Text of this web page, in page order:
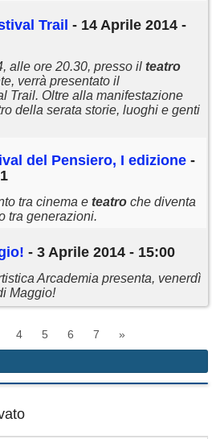
Trail - 14 Aprile 2014 -
alle ore 20.30, presso il teatro
verrà presentato il
Trail. Oltre alla manifestazione
della serata storie, luoghi e genti
del Pensiero, I edizione -
tra cinema e teatro che diventa
tra generazioni.
- 3 Aprile 2014 - 15:00
Arcademia presenta, venerdì
Maggio!
4 5 6 7 »